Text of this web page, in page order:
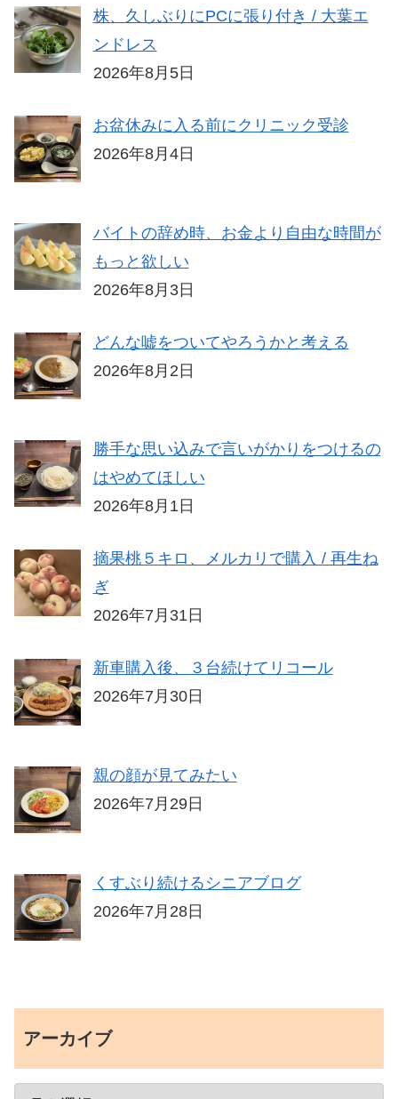
株、久しぶりにPCに張り付き / 大葉エ
ンドレス
2026年8月5日
お盆休みに入る前にクリニック受診
2026年8月4日
バイトの辞め時、お金より自由な時間が
もっと欲しい
2026年8月3日
どんな嘘をついてやろうかと考える
2026年8月2日
勝手な思い込みで言いがかりをつけるの
はやめてほしい
2026年8月1日
摘果桃５キロ、メルカリで購入 / 再生ね
ぎ
2026年7月31日
新車購入後、３台続けてリコール
2026年7月30日
親の顔が見てみたい
2026年7月29日
くすぶり続けるシニアブログ
2026年7月28日
アーカイブ